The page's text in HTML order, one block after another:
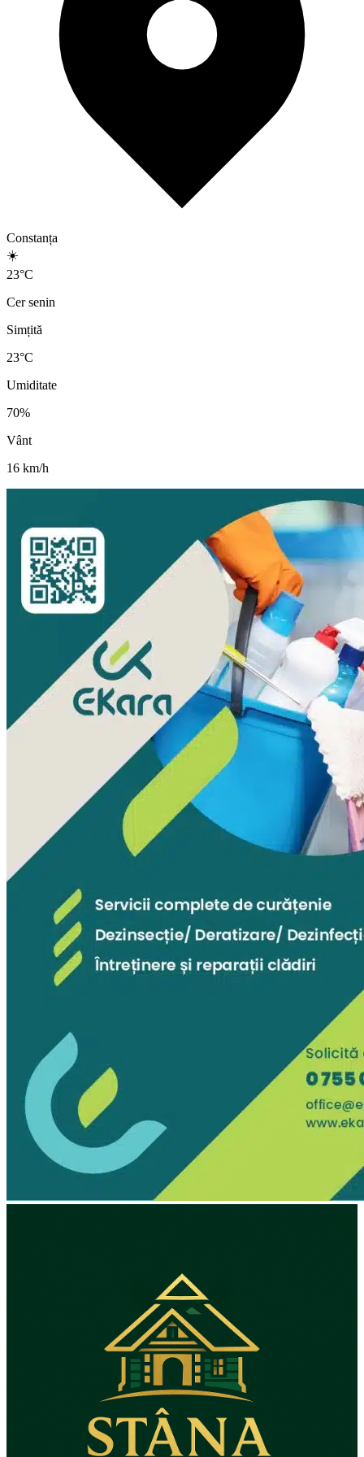
Constanța
☀️
23°C
Cer senin
Simțită
23°C
Umiditate
70%
Vânt
16 km/h